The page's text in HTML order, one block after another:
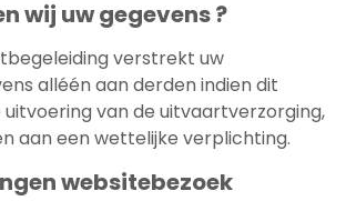
wij uw gegevens ?
verstrekt uw
alléén aan derden indien dit
uitvoering van de uitvaartverzorging,
aan een wettelijke verplichting.
websitebezoek